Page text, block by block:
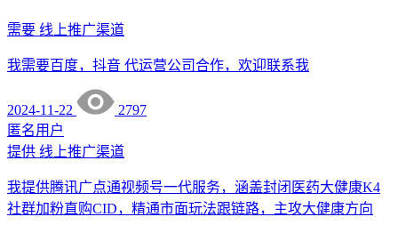
需要 线上推广渠道
我需要百度，抖音 代运营公司合作，欢迎联系我
2024-11-22
2797
匿名用户
提供 线上推广渠道
我提供腾讯广点通视频号一代服务，涵盖封闭医药大健康K4
社群加粉直购CID，精通市面玩法跟链路，主攻大健康方向